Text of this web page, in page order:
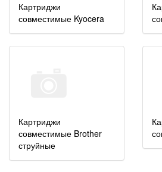
Картриджи
совместимые Kyocera
Картриджи
совместимые Brother
струйные